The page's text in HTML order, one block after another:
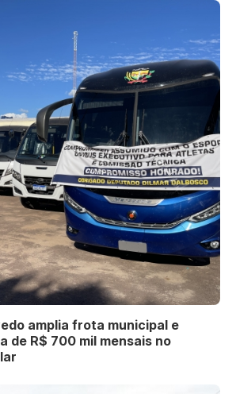
amplia frota municipal e
de R$ 700 mil mensais no